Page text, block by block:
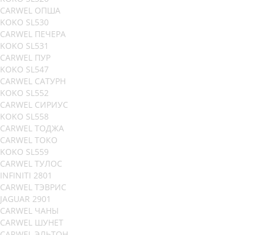
CARWEL ОПША
KOKO SL530
CARWEL ПЕЧЕРА
KOKO SL531
CARWEL ПУР
KOKO SL547
CARWEL САТУРН
KOKO SL552
CARWEL СИРИУС
KOKO SL558
CARWEL ТОДЖА
CARWEL ТОКО
KOKO SL559
CARWEL ТУЛОС
INFINITI 2801
CARWEL ТЭВРИС
JAGUAR 2901
CARWEL ЧАНЫ
CARWEL ШУНЕТ